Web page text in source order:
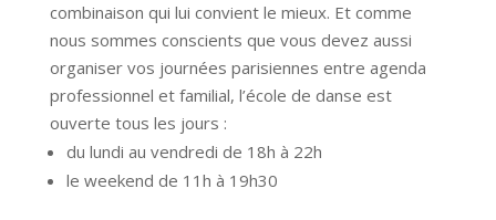
combinaison qui lui convient le mieux. Et comme
nous sommes conscients que vous devez aussi
organiser vos journées parisiennes entre agenda
professionnel et familial, l’école de danse est
ouverte tous les jours :
du lundi au vendredi de 18h à 22h
le weekend de 11h à 19h30